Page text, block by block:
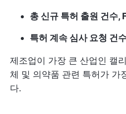
총 신규 특허 출원 건수,
특허 계속 심사 요청 건
제조업이 가장 큰 산업인 캘
체 및 의약품 관련 특허가 가
다.